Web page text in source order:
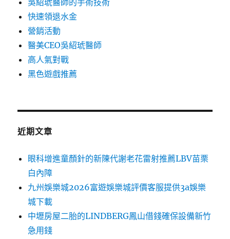
吳紹琥醫師的手術技術
快速領退水金
營銷活動
醫美CEO吳紹琥醫師
高人氣對戰
黑色遊戲推薦
近期文章
眼科增進童顏針的新陳代謝老花雷射推薦LBV苗栗
白內障
九州娛樂城2026富遊娛樂城評價客服提供3a娛樂
城下載
中壢房屋二胎的LINDBERG鳳山借錢確保設備新竹
急用錢